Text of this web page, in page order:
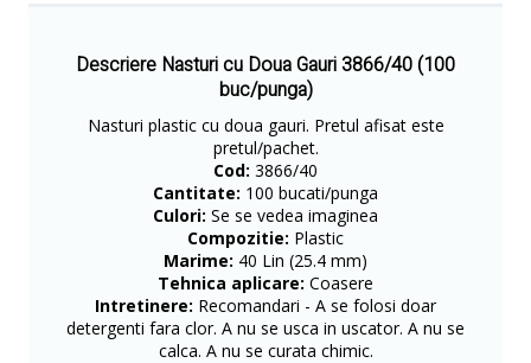
Descriere Nasturi cu Doua Gauri 3866/40 (100
buc/punga)
Nasturi plastic cu doua gauri. Pretul afisat este
pretul/pachet.
Cod: 3866/40
Cantitate: 100 bucati/punga
Culori: Se se vedea imaginea
Compozitie: Plastic
Marime: 40 Lin (25.4 mm)
Tehnica aplicare: Coasere
Intretinere: Recomandari - A se folosi doar
detergenti fara clor. A nu se usca in uscator. A nu se
calca. A nu se curata chimic.